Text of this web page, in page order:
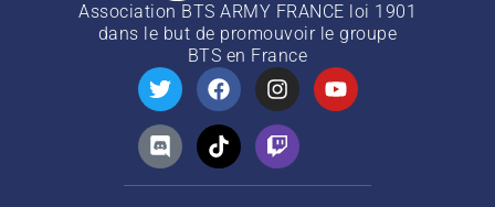
Association BTS ARMY FRANCE loi 1901
dans le but de promouvoir le groupe
BTS en France